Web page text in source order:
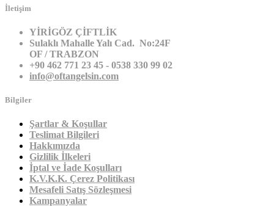
İletişim
YİRİGÖZ ÇİFTLİK
Sulaklı Mahalle Yalı Cad. No:24F
OF / TRABZON
+90 462 771 23 45 - 0538 330 99 02
info@oftangelsin.com
Bilgiler
Şartlar & Koşullar
Teslimat Bilgileri
Hakkımızda
Gizlilik İlkeleri
İptal ve İade Koşulları
K.V.K.K. Çerez Politikası
Mesafeli Satış Sözleşmesi
Kampanyalar